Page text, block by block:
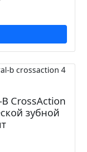
CrossAction
зубной